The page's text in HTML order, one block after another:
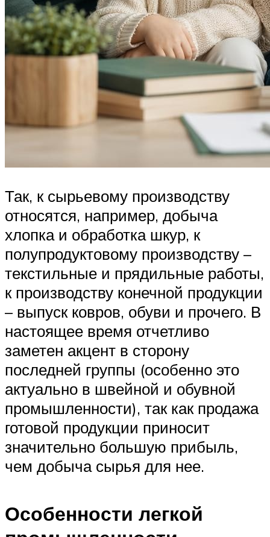
Так, к сырьевому производству
относятся, например, добыча
хлопка и обработка шкур, к
полупродуктовому производству –
текстильные и прядильные работы,
к производству конечной продукции
– выпуск ковров, обуви и прочего. В
настоящее время отчетливо
заметен акцент в сторону
последней группы (особенно это
актуально в швейной и обувной
промышленности), так как продажа
готовой продукции приносит
значительно большую прибыль,
чем добыча сырья для нее.
Особенности легкой